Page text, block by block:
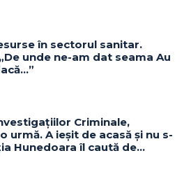
în sectorul sanitar.
unde ne-am dat seama Au
Criminale,
urmă. A ieșit de acasă și nu s-
Hunedoara îl caută de...